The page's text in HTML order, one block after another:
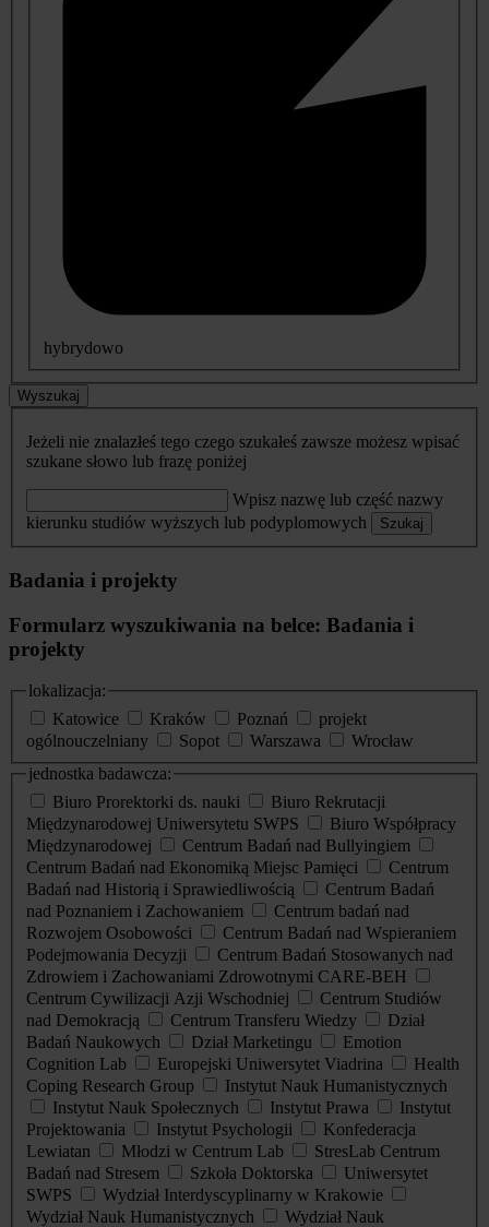
hybrydowo
Wyszukaj
Jeżeli nie znalazłeś tego czego szukałeś zawsze możesz wpisać
szukane słowo lub frazę poniżej
Wpisz nazwę lub część nazwy
kierunku studiów wyższych lub podyplomowych
Szukaj
Badania i projekty
Formularz wyszukiwania na belce: Badania i
projekty
lokalizacja:
Katowice
Kraków Poznań
projekt
ogólnouczelniany
Sopot Warszawa
Wrocław
jednostka badawcza:
Biuro Prorektorki ds. nauki
Biuro Rekrutacji
Międzynarodowej Uniwersytetu SWPS
Biuro Współpracy
Międzynarodowej
Centrum Badań nad Bullyingiem
Centrum Badań nad Ekonomiką Miejsc Pamięci
Centrum
Badań nad Historią i Sprawiedliwością
Centrum Badań
nad Poznaniem i Zachowaniem
Centrum badań nad
Rozwojem Osobowości
Centrum Badań nad Wspieraniem
Podejmowania Decyzji
Centrum Badań Stosowanych nad
Zdrowiem i Zachowaniami Zdrowotnymi CARE-BEH
Centrum Cywilizacji Azji Wschodniej
Centrum Studiów
nad Demokracją
Centrum Transferu Wiedzy
Dział
Badań Naukowych
Dział Marketingu
Emotion
Cognition Lab
Europejski Uniwersytet Viadrina
Health
Coping Research Group
Instytut Nauk Humanistycznych
Instytut Nauk Społecznych
Instytut Prawa
Instytut
Projektowania
Instytut Psychologii
Konfederacja
Lewiatan
Młodzi w Centrum Lab
StresLab Centrum
Badań nad Stresem
Szkoła Doktorska
Uniwersytet
SWPS
Wydział Interdyscyplinarny w Krakowie
Wydział Nauk Humanistycznych
Wydział Nauk